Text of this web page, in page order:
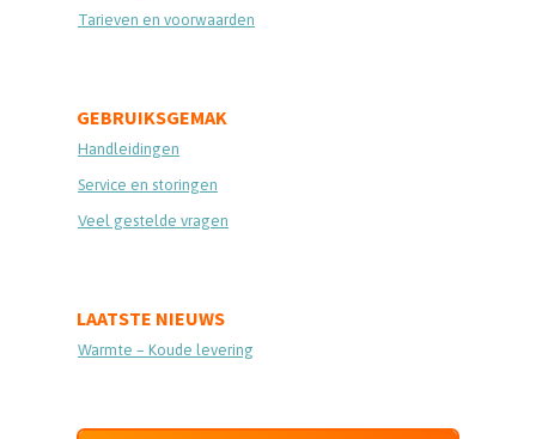
Tarieven en voorwaarden
GEBRUIKSGEMAK
Handleidingen
Service en storingen
Veel gestelde vragen
LAATSTE NIEUWS
Warmte – Koude levering